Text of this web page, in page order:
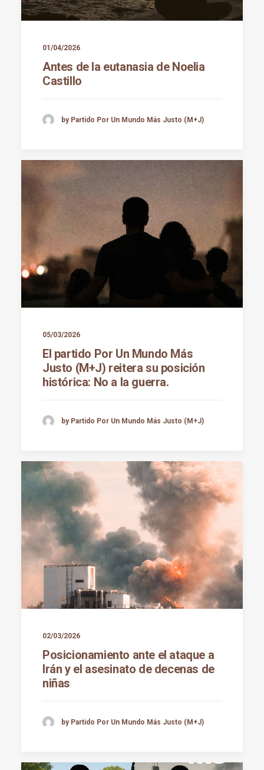
01/04/2026
Antes de la eutanasia de Noelia
Castillo
by Partido Por Un Mundo Más Justo (M+J)
05/03/2026
El partido Por Un Mundo Más
Justo (M+J) reitera su posición
histórica: No a la guerra.
by Partido Por Un Mundo Más Justo (M+J)
02/03/2026
Posicionamiento ante el ataque a
Irán y el asesinato de decenas de
niñas
by Partido Por Un Mundo Más Justo (M+J)